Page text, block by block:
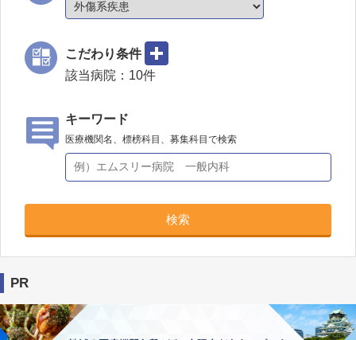
こだわり条件
該当病院： 10件
キーワード
医療機関名、標榜科目、募集科目で検索
検索
PR